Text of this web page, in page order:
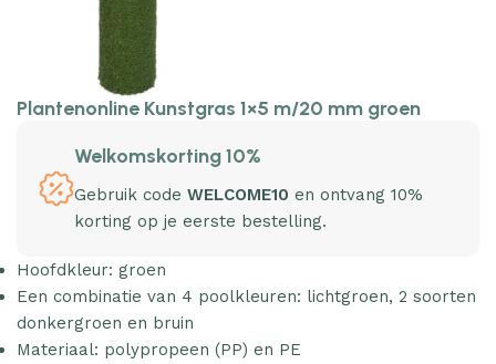
Plantenonline Kunstgras 1×5 m/20 mm groen
Welkomskorting 10%
Gebruik code WELCOME10 en ontvang 10%
korting op je eerste bestelling.
Hoofdkleur: groen
Een combinatie van 4 poolkleuren: lichtgroen, 2 soorten
donkergroen en bruin
Materiaal: polypropeen (PP) en PE